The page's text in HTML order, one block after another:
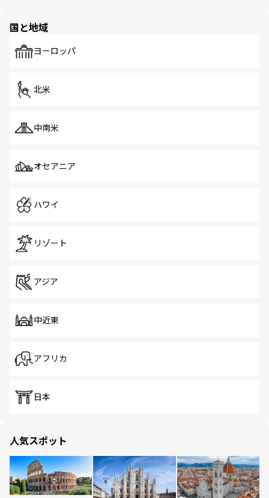
で、ホーカーズは地元の風情を楽しめる外せないスポット
国と地域
ヨーロッパ
北米
中南米
オセアニア
ハワイ
リゾート
アジア
中近東
アフリカ
日本
人気スポット